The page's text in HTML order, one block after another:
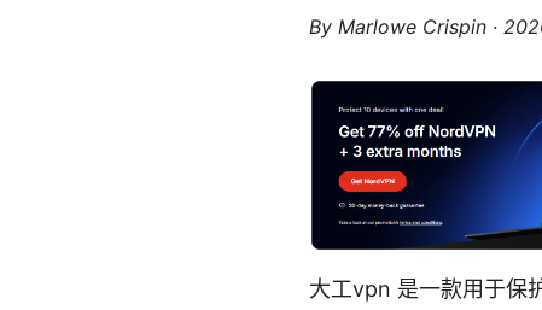
By Marlowe Crispin ·
大工vpn 是一款用于保